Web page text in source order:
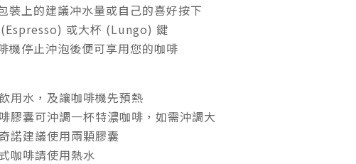
裝上的建議冲水量或自己的喜好按下
或大杯 (Lungo) 鍵
機停止沖泡後便可享用您的咖啡
用水，及讓咖啡機先預熱
膠囊可沖調一杯特濃咖啡，如需沖調大
諾建議使用兩顆膠囊
咖啡請使用熱水